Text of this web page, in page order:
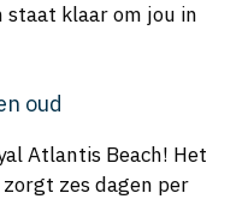
staat klaar om jou in
oud
Atlantis Beach! Het
zes dagen per